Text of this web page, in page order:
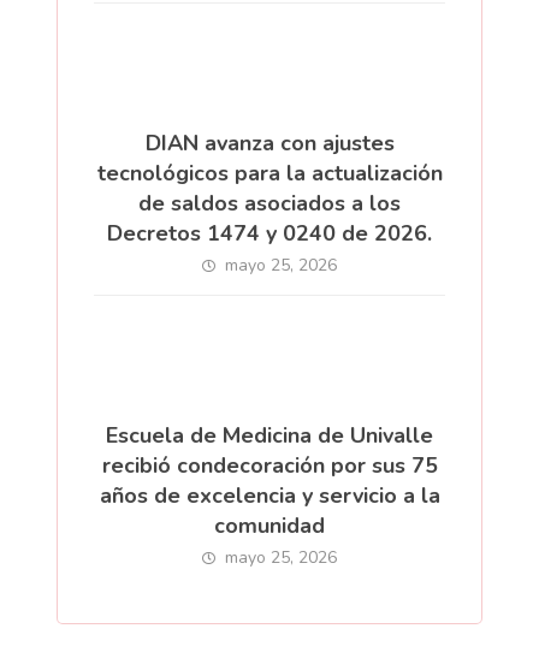
DIAN avanza con ajustes
tecnológicos para la actualización
de saldos asociados a los
Decretos 1474 y 0240 de 2026.
mayo 25, 2026
Escuela de Medicina de Univalle
recibió condecoración por sus 75
años de excelencia y servicio a la
comunidad
mayo 25, 2026